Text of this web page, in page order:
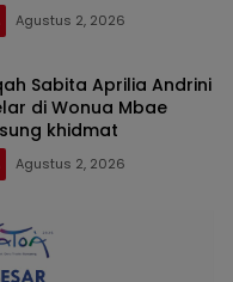
Agustus 2, 2026
Sabita Aprilia Andrini
di Wonua Mbae
khidmat
Agustus 2, 2026